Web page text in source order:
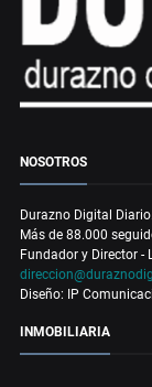
NOSOTROS
Durazno Digital
Más de 88.000
Fundador y Director -
Diseño: IP
INMOBILIARIA